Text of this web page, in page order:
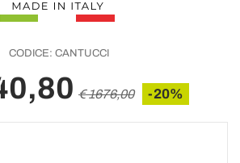
CODICE: CANTUCCI
€ 1676,00 -20%